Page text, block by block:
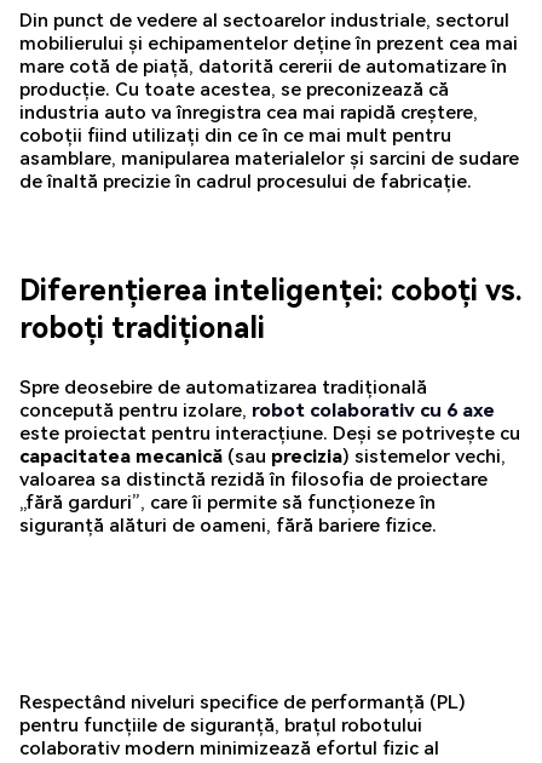
Din punct de vedere al sectoarelor industriale, sectorul
mobilierului și echipamentelor deține în prezent cea mai
mare cotă de piață, datorită cererii de automatizare în
producție. Cu toate acestea, se preconizează că
industria auto va înregistra cea mai rapidă creștere,
coboții fiind utilizați din ce în ce mai mult pentru
asamblare, manipularea materialelor și sarcini de sudare
de înaltă precizie în cadrul procesului de fabricație.
Diferențierea inteligenței: coboți vs.
roboți tradiționali
Spre deosebire de automatizarea tradițională
concepută pentru izolare, robot colaborativ cu 6 axe
este proiectat pentru interacțiune. Deși se potrivește cu
capacitatea mecanică(sau precizia) sistemelor vechi,
valoarea sa distinctă rezidă în filosofia de proiectare
„fără garduri”, care îi permite să funcționeze în
siguranță alături de oameni, fără bariere fizice.
Respectând niveluri specifice de performanță (PL)
pentru funcțiile de siguranță, brațul robotului
colaborativ modern minimizează efortul fizic al